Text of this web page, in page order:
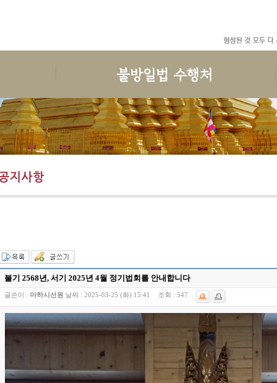
수행
예불독송
청법
보호명상
위빳사나
한국마하시선원
인사말
연혁
오시는 길
도서출판 불방일
선원일정
공지사항
월간일정
후원안내
보시안내
권선공지
지사항
불기 2568년, 서기 2025년 4월 정기법회를 안내합니다
글쓴이 : 마하시선원 날짜 : 2025-03-25 (화) 15:41 조회 : 547